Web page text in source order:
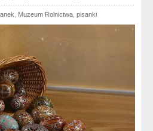
Muzeum Rolnictwa pisanki